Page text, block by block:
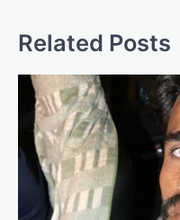
Related Posts